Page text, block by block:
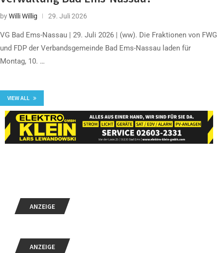
byWilli Willig 29. Juli 2026
VG Bad Ems-Nassau | 29. Juli 2026 | (ww). Die Fraktionen von FWG
und FDP der Verbandsgemeinde Bad Ems-Nassau laden für
Montag, 10. …
VIEW ALL
ANZEIGE
ANZEIGE